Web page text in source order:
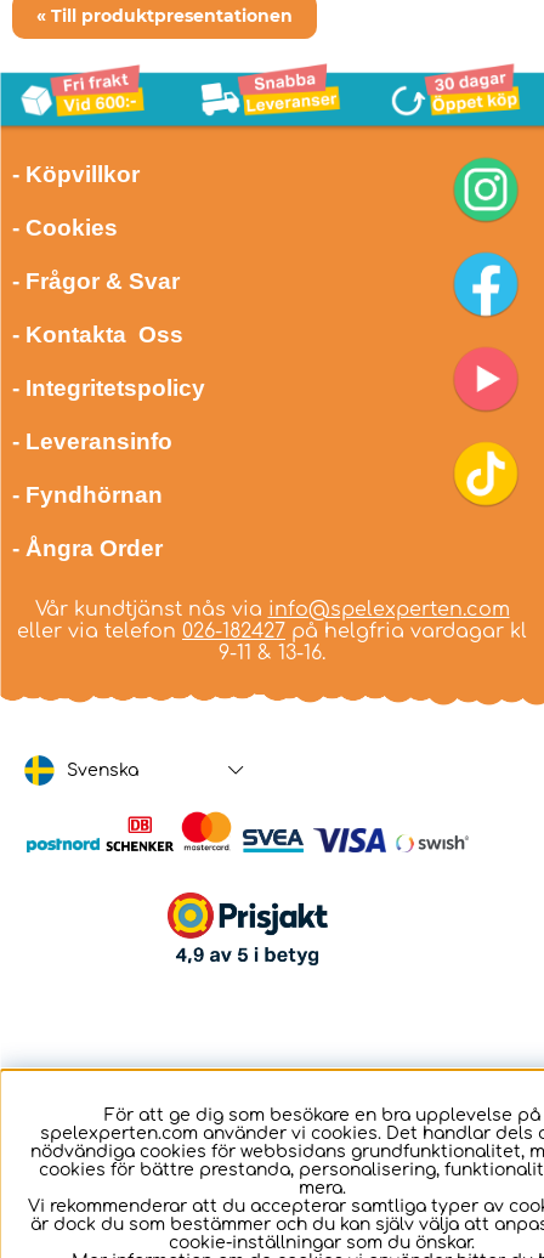
« Till produktpresentationen
- Köpvillkor
- Cookies
- Frågor & Svar
- Kontakta Oss
- Integritetspolicy
- Leveransinfo
- Fyndhörnan
- Ångra Order
Vår kundtjänst nås via info@spelexperten.com
eller via telefon 026-182427 på helgfria vardagar kl
9-11 & 13-16.
Svenska
För att ge dig som besökare en bra upplevelse på
spelexperten.com använder vi cookies. Det handlar dels
nödvändiga cookies för webbsidans grundfunktionalitet,
cookies för bättre prestanda, personalisering,
mera.
Vi rekommenderar att du accepterar samtliga typer av
är dock du som bestämmer och du kan själv välja att
cookie-inställningar som du önskar.